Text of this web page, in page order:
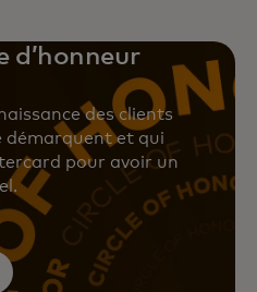
d’honneur
des clients
démarquent et qui
pour avoir un